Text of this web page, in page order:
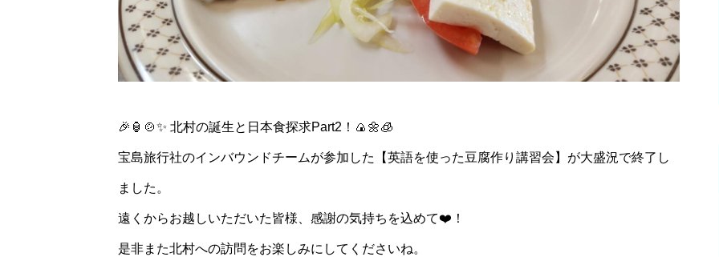
🎉🏮🍲✨ 北村の誕生と日本食探求Part2！🍙🌼🧊
宝島旅行社のインバウンドチームが参加した【英語を使った豆腐作り講習会】が大盛況で終了し
ました。
遠くからお越しいただいた皆様、感謝の気持ちを込めて❤️！
是非また北村への訪問をお楽しみにしてくださいね。
2024年2月23日